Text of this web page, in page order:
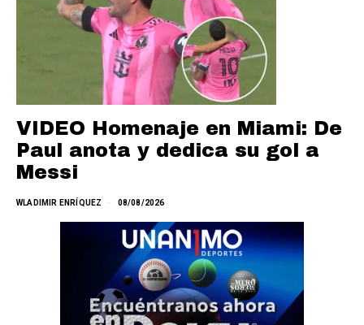
VIDEO Homenaje en Miami: De
Paul anota y dedica su gol a
Messi
WLADIMIR ENRÍQUEZ 08/08/2026